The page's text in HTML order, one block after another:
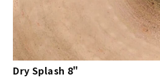
Dry Splash 8"